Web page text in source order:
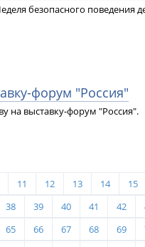
безопасного поведения
форум "Россия"
на выставку-форум "Россия".
11 12 13 14 15
38 39 40 41 42
65 66 67 68 69